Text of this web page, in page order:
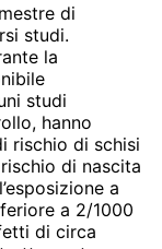
di
studi.
la
studi
hanno
rischio di schisi
di nascita
a
a 2/1000
di circa